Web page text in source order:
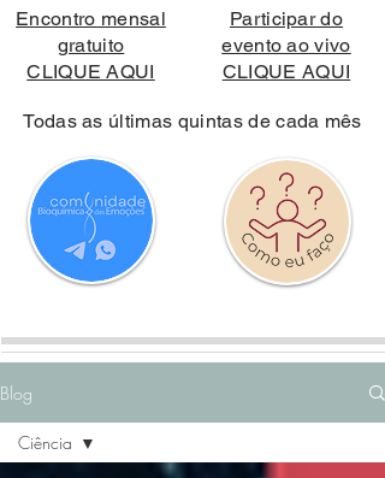
Encontro mensal
gratuito
CLIQUE AQUI
Participar do
evento ao vivo
CLIQUE AQUI
Todas as últimas quintas de cada mês
Blog
Ciência